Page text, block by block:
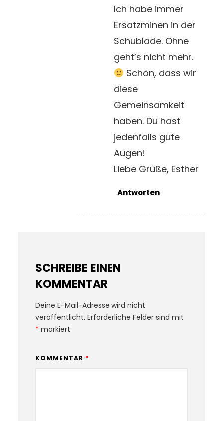
Ich habe immer
Ersatzminen in der
Schublade. Ohne
geht’s nicht mehr.
Schön, dass wir
diese
Gemeinsamkeit
haben. Du hast
jedenfalls gute
Augen!
Liebe Grüße, Esther
Antworten
SCHREIBE EINEN
KOMMENTAR
Deine E-Mail-Adresse wird nicht
veröffentlicht. Erforderliche Felder sind mit
* markiert
KOMMENTAR *